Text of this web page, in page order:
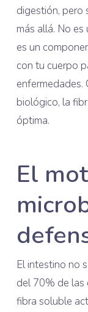
digestión, pero
más allá. No
es un
con tu cuerpo
enfermedades.
biológico, la
óptima.
El
El intestino no
del 70% de las
fibra soluble